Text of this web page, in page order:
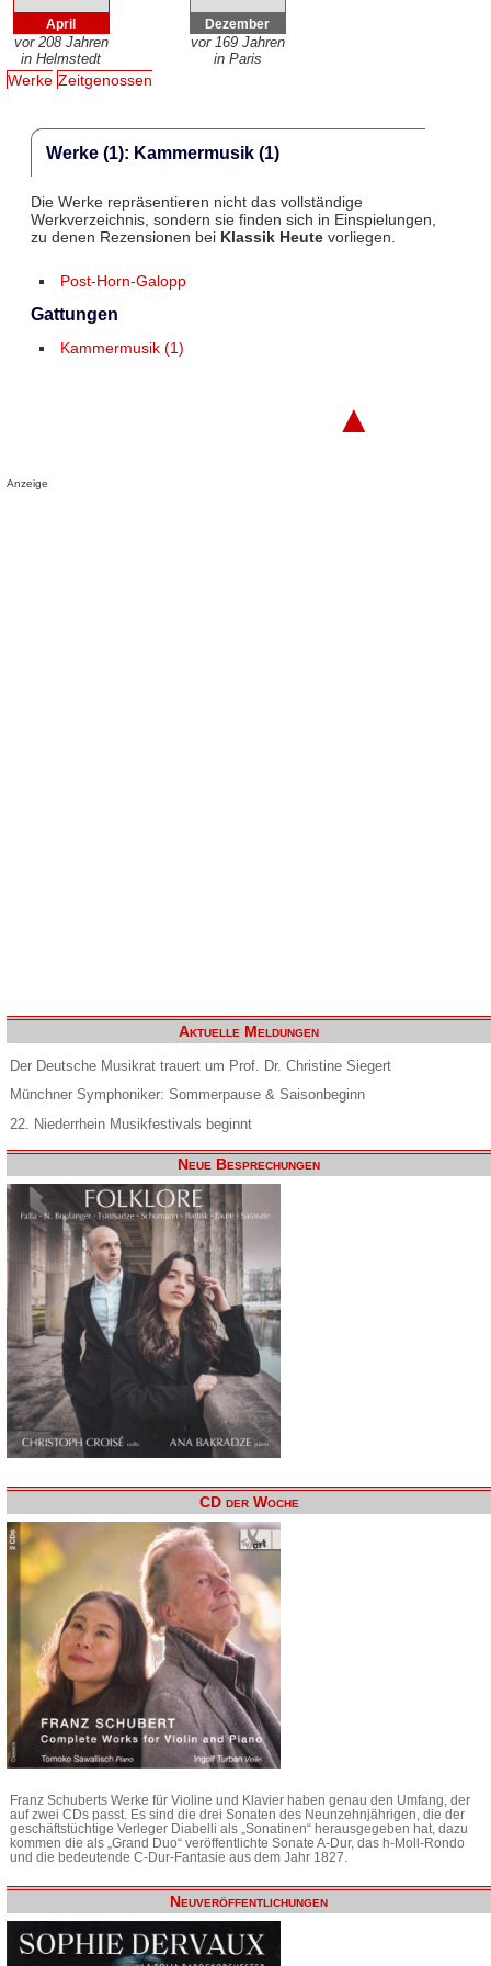
April
vor 208 Jahren
in Helmstedt
Dezember
vor 169 Jahren
in Paris
Werke Zeitgenossen
Werke (1): Kammermusik (1)
Die Werke repräsentieren nicht das vollständige
Werkverzeichnis, sondern sie finden sich in Einspielungen,
zu denen Rezensionen bei Klassik Heutevorliegen.
Post-Horn-Galopp
Gattungen
Kammermusik (1)
▲
Anzeige
Aktuelle Meldungen
Der Deutsche Musikrat trauert um Prof. Dr. Christine Siegert
Münchner Symphoniker: Sommerpause & Saisonbeginn
22. Niederrhein Musikfestivals beginnt
Neue Besprechungen
CD der Woche
Franz Schuberts Werke für Violine und Klavier haben genau den Umfang, der
auf zwei CDs passt. Es sind die drei Sonaten des Neunzehnjährigen, die der
geschäftstüchtige Verleger Diabelli als „Sonatinen“ herausgegeben hat, dazu
kommen die als „Grand Duo“ veröffentlichte Sonate A-Dur, das h-Moll-Rondo
und die bedeutende C-Dur-Fantasie aus dem Jahr 1827.
Neuveröffentlichungen